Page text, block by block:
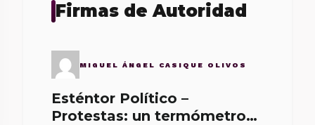
Firmas de Autoridad
MIGUEL ÁNGEL CASIQUE OLIVOS
Esténtor Político –
Protestas: un termómetro